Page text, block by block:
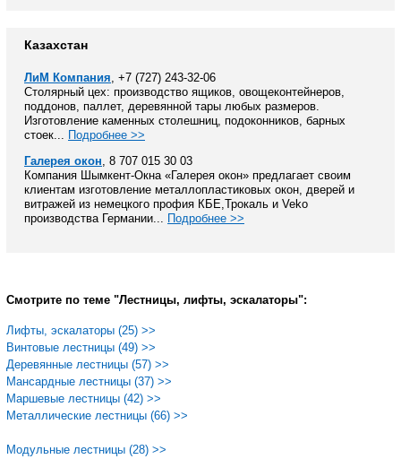
Казахстан
ЛиМ Компания, +7 (727) 243-32-06
Столярный цех: производство ящиков, овощеконтейнеров,
поддонов, паллет, деревянной тары любых размеров.
Изготовление каменных столешниц, подоконников, барных
стоек... Подробнее >>
Галерея окон, 8 707 015 30 03
Компания Шымкент-Окна «Галерея окон» предлагает своим
клиентам изготовление металлопластиковых окон, дверей и
витражей из немецкого профия КБЕ,Трокаль и Veko
производства Германии... Подробнее >>
Смотрите по теме "Лестницы, лифты, эскалаторы":
Лифты, эскалаторы (25) >>
Винтовые лестницы (49) >>
Деревянные лестницы (57) >>
Мансардные лестницы (37) >>
Маршевые лестницы (42) >>
Металлические лестницы (66) >>
Модульные лестницы (28) >>